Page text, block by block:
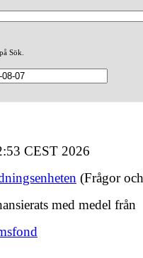
Sök.
CEST 2026
(Frågor
med medel från